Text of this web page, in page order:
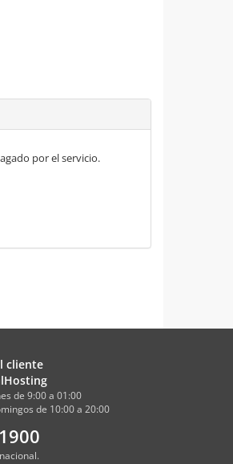
por el servicio.
cliente
de 9:00 a 01:00
de 10:00 a 20:00